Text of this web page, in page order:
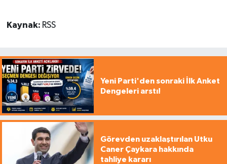
Kaynak: RSS
Yeni Parti'den sonraki İlk Anket
Dengeleri arstı!
Görevden uzaklaştırılan Utku
Caner Çaykara hakkında
tahliye kararı